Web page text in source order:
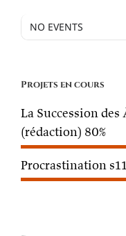
NO EVENTS
Projets en cours
La Succession des
(rédaction) 80%
Procrastination